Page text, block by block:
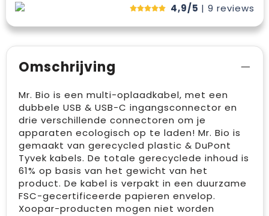
4,9/5 | 9 reviews
Omschrijving
Mr. Bio is een multi-oplaadkabel, met een
dubbele USB & USB-C ingangsconnector en
drie verschillende connectoren om je
apparaten ecologisch op te laden! Mr. Bio is
gemaakt van gerecycled plastic & DuPont
Tyvek kabels. De totale gerecyclede inhoud is
61% op basis van het gewicht van het
product. De kabel is verpakt in een duurzame
FSC-gecertificeerde papieren envelop.
Xoopar-producten mogen niet worden